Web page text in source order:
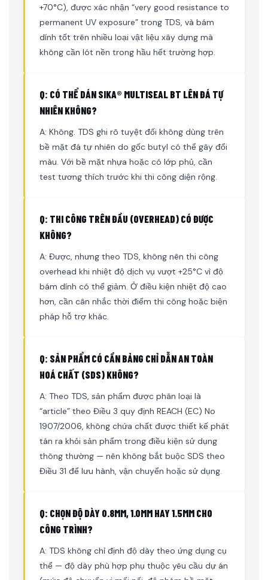
+70°C), được xác nhận “very good resistance to
permanent UV exposure” trong TDS, và bám
dính tốt trên nhiều loại vật liệu xây dựng mà
không cần lót nền trong hầu hết trường hợp.
Q: CÓ THỂ DÁN SIKA® MULTISEAL BT LÊN ĐÁ TỰ
NHIÊN KHÔNG?
A: Không. TDS ghi rõ tuyệt đối không dùng trên
bề mặt đá tự nhiên do gốc butyl có thể gây đổi
màu. Với bề mặt nhựa hoặc có lớp phủ, cần
test tương thích trước khi thi công diện rộng.
Q: THI CÔNG TRÊN ĐẦU (OVERHEAD) CÓ ĐƯỢC
KHÔNG?
A: Được, nhưng theo TDS, không nên thi công
overhead khi nhiệt độ dịch vụ vượt +25°C vì độ
bám dính có thể giảm. Ở điều kiện nhiệt độ cao
hơn, cần cân nhắc thời điểm thi công hoặc biện
pháp hỗ trợ khác.
Q: SẢN PHẨM CÓ CẦN BẢNG CHỈ DẪN AN TOÀN
HOÁ CHẤT (SDS) KHÔNG?
A: Theo TDS, sản phẩm được phân loại là
“article” theo Điều 3 quy định REACH (EC) No
1907/2006, không chứa chất được thiết kế phát
tán ra khỏi sản phẩm trong điều kiện sử dụng
thông thường — nên không bắt buộc SDS theo
Điều 31 để lưu hành, vận chuyển hoặc sử dụng.
Q: CHỌN ĐỘ DÀY 0.8MM, 1.0MM HAY 1.5MM CHO
CÔNG TRÌNH?
A: TDS không chỉ định độ dày theo ứng dụng cụ
thể — độ dày phù hợp phụ thuộc yêu cầu dự án